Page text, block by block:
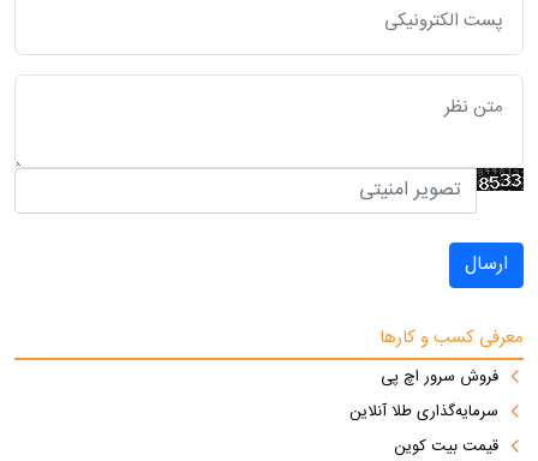
ارسال
معرفی کسب و کارها
فروش سرور اچ پی
سرمایه‌گذاری طلا آنلاین
قیمت بیت کوین